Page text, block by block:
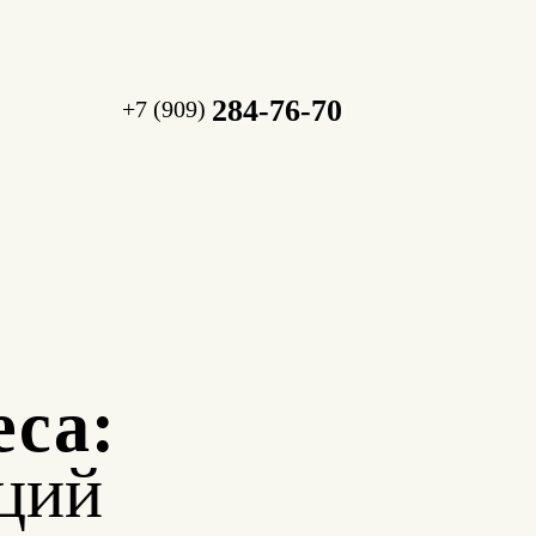
+7 (909) 284-76-70